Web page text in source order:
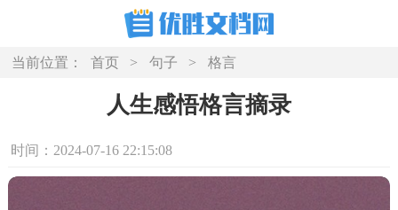
当前位置： 首页 > 句子 > 格言
人生感悟格言摘录
时间：2024-07-16 22:15:08